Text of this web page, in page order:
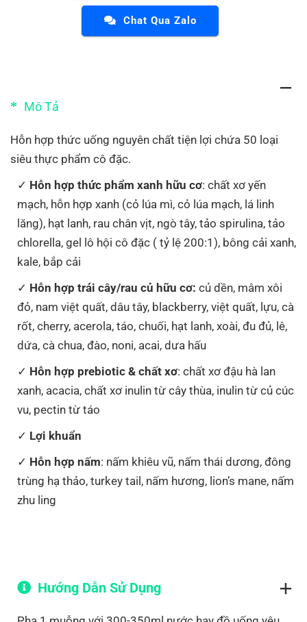
Chat Qua Zalo
Mô Tả
Hỗn hợp thức uống nguyên chất tiện lợi chứa 50 loại
siêu thực phẩm cô đặc.
Hỗn hợp thức phẩm xanh hữu cơ: chất xơ yến
mạch, hỗn hợp xanh (cỏ lúa mì, cỏ lúa mạch, lá linh
lăng), hạt lanh, rau chân vịt, ngò tây, tảo spirulina, tảo
chlorella, gel lô hội cô đặc ( tỷ lệ 200:1), bông cải xanh,
kale, bắp cải
Hỗn hợp trái cây/rau củ hữu cơ: củ dền, mâm xôi
đỏ, nam việt quất, dâu tây, blackberry, việt quất, lựu, cà
rốt, cherry, acerola, táo, chuối, hạt lanh, xoài, đu đủ, lê,
dứa, cà chua, đào, noni, acai, dưa hấu
Hỗn hợp prebiotic & chất xơ: chất xơ đậu hà lan
xanh, acacia, chất xơ inulin từ cây thùa, inulin từ củ cúc
vu, pectin từ táo
Lợi khuẩn
Hỗn hợp nấm: nấm khiêu vũ, nấm thái dương, đông
trùng hạ thảo, turkey tail, nấm hương, lion’s mane, nấm
zhu ling
Hướng Dẫn Sử Dụng